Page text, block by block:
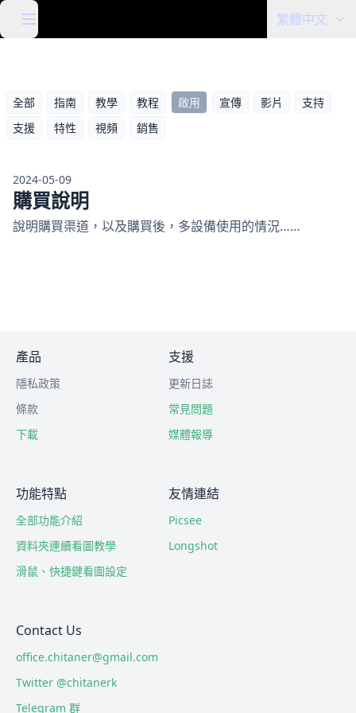
繁體中文
全部 指南 教學 教程 啟用 宣傳 影片
支持
支援
特性 視頻 銷售
2024-05-09
購買說明
說明購買渠道，以及購買後，多設備使用的情況……
產品
隱私政策
條款
下載
支援
更新日誌
常見問題
媒體報導
功能特點
全部功能介紹
資料夾連續看圖教學
滑鼠、快捷鍵看圖設定
友情連結
Picsee
Longshot
Contact Us
office.chitaner@gmail.com
Twitter @chitanerk
Telegram 群